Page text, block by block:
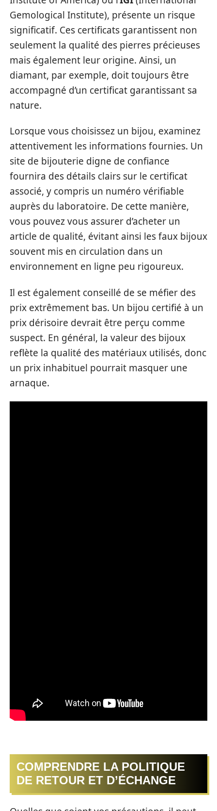
Gemological Institute), présente un risque
significatif. Ces certificats garantissent non
seulement la qualité des pierres précieuses
mais également leur origine. Ainsi, un
diamant, par exemple, doit toujours être
accompagné d’un certificat garantissant sa
nature.
Lorsque vous choisissez un bijou, examinez
attentivement les informations fournies. Un
site de bijouterie digne de confiance
fournira des détails clairs sur le certificat
associé, y compris un numéro vérifiable
auprès du laboratoire. De cette manière,
vous pouvez vous assurer d’acheter un
article de qualité, évitant ainsi les faux bijoux
souvent mis en circulation dans un
environnement en ligne peu rigoureux.
Il est également conseillé de se méfier des
prix extrêmement bas. Un bijou certifié à un
prix dérisoire devrait être perçu comme
suspect. En général, la valeur des bijoux
reflète la qualité des matériaux utilisés, donc
un prix inhabituel pourrait masquer une
arnaque.
COMPRENDRE LA POLITIQUE
DE RETOUR ET D’ÉCHANGE